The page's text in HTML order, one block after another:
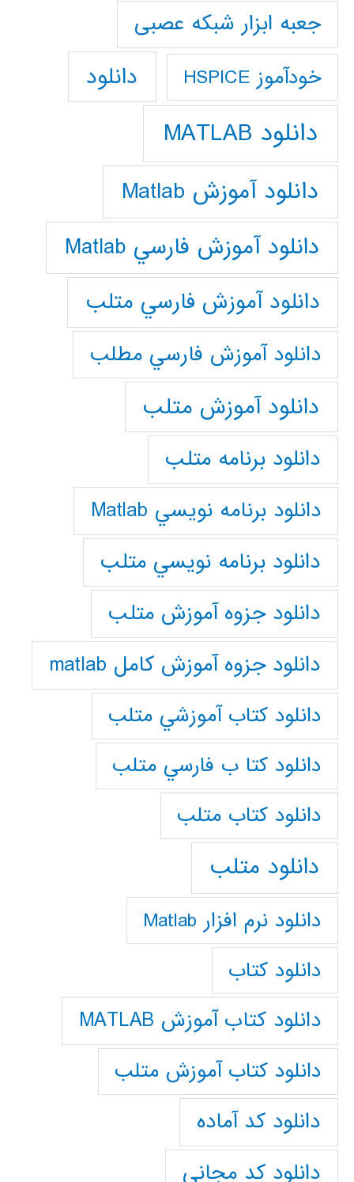
جعبه ابزار شبکه عصبی
خودآموز HSPICE دانلود
دانلود MATLAB
دانلود آموزش Matlab
دانلود آموزش فارسي Matlab
دانلود آموزش فارسي متلب
دانلود آموزش فارسي مطلب
دانلود آموزش متلب
دانلود برنامه متلب
دانلود برنامه نويسي Matlab
دانلود برنامه نويسي متلب
دانلود جزوه آموزش متلب
دانلود جزوه آموزش کامل matlab
دانلود كتاب آموزشي متلب
دانلود كتا ب فارسي متلب
دانلود كتاب متلب
دانلود متلب
دانلود نرم افزار Matlab
دانلود کتاب
دانلود کتاب آموزش MATLAB
دانلود کتاب آموزش متلب
دانلود کد آماده
دانلود کد مجانی